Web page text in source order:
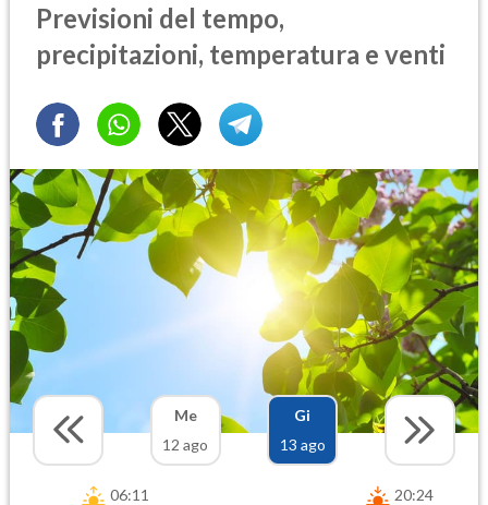
Previsioni del tempo,
precipitazioni, temperatura e venti
Me
12 ago
Gi
13 ago
06:11 20:24